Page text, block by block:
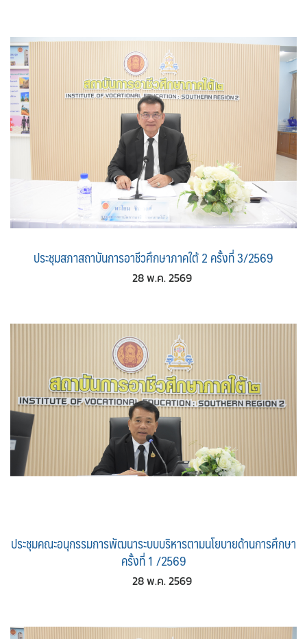
ประชุมสภาสถาบันการอาชีวศึกษาภาคใต้ 2 ครั้งที่ 3/2569
28 พ.ค. 2569
ประชุมคณะอนุกรรมการพัฒนาระบบบริหารตามนโยบายด้านการศึกษา
ครั้งที่ 1 /2569
28 พ.ค. 2569